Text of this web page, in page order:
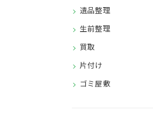
遺品整理
生前整理
買取
片付け
ゴミ屋敷